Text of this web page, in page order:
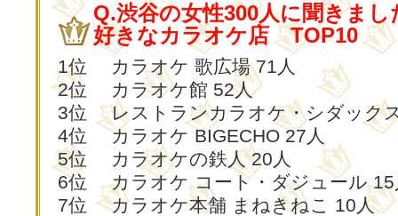
Q.渋谷の女性300人に聞きまし
好きなカラオケ店 TOP10
1位 カラオケ 歌広場 71人
2位 カラオケ館 52人
3位 レストランカラオケ・シダック
4位 カラオケ BIGECHO 27人
5位 カラオケの鉄人 20人
6位 カラオケ コート・ダジュール 15
7位 カラオケ本舗 まねきねこ 10人